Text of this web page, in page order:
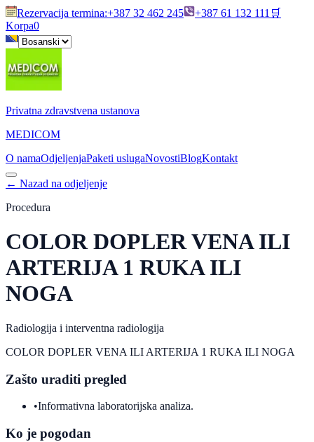
Rezervacija termina:+387 32 462 245 +387 61 132 111 🛒
Korpa0
Privatna zdravstvena ustanova
MEDICOM
O namaOdjeljenjaPaketi uslugaNovostiBlogKontakt
← Nazad na odjeljenje
Procedura
COLOR DOPLER VENA ILI
ARTERIJA 1 RUKA ILI
NOGA
Radiologija i interventna radiologija
COLOR DOPLER VENA ILI ARTERIJA 1 RUKA ILI NOGA
Zašto uraditi pregled
•Informativna laboratorijska analiza.
Ko je pogodan